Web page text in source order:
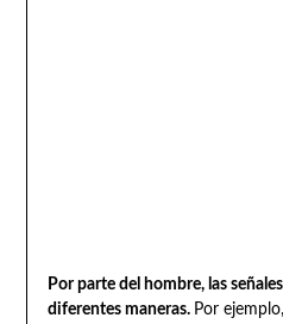
Por parte del hombre, las
diferentes maneras. Por